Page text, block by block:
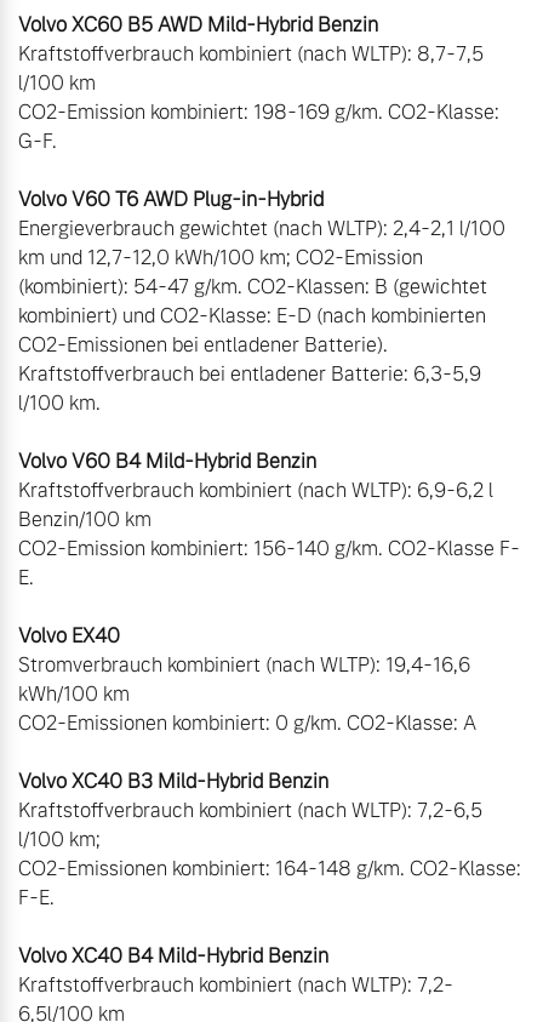
Kraftstoffverbrauch kombiniert (nach WLTP): 8,7-7,5
l/100 km
CO2-Emission kombiniert: 198-169 g/km. CO2-Klasse:
G-F.
Energieverbrauch gewichtet (nach WLTP): 2,4-2,1 l/100
km und 12,7-12,0 kWh/100 km; CO2-Emission
(kombiniert): 54-47 g/km. CO2-Klassen: B (gewichtet
kombiniert) und CO2-Klasse: E-D (nach kombinierten
CO2-Emissionen bei entladener Batterie).
Kraftstoffverbrauch bei entladener Batterie: 6,3-5,9
l/100 km.
Kraftstoffverbrauch kombiniert (nach WLTP): 6,9-6,2 l
Benzin/100 km
CO2-Emission kombiniert: 156-140 g/km. CO2-Klasse F-
E.
Stromverbrauch kombiniert (nach WLTP): 19,4-16,6
kWh/100 km
CO2-Emissionen kombiniert: 0 g/km. CO2-Klasse: A
Kraftstoffverbrauch kombiniert (nach WLTP): 7,2-6,5
l/100 km;
CO2-Emissionen kombiniert: 164-148 g/km. CO2-Klasse:
F-E.
Kraftstoffverbrauch kombiniert (nach WLTP): 7,2-
6,5l/100 km